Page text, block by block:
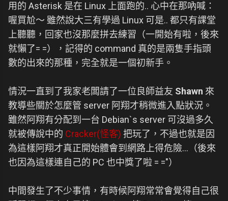
用的 Asterisk 是在 Linux 上面跑的.. 心中在那吶喊：
喔買尬～ 雖然說大三有學過 Linux 可是.. 都只有課堂
上聽聽，回家也沒那麼拼去練習（一開始有啦，後來
就懶了= =），記得的 command 真的是兩隻手指頭
數的出來的那種，完全就是一個初新手。
情況一直到了我家老闆請了一位良師益友 Shawn 來
教導些關於怎麼管 server 阿翔才稍微進入點狀況。
雖然阿翔有分配到一台 Debian`s server 可沒過多久
就被傳說中的 Cracker(怪客) 把玩了，不過也就是因
為這樣阿翔才真正開始體會到網路上得危險...（後來
也因為這樣連自己的 PC 也中獎了啦 = ="）
中間發生了不少事情，有時候阿翔常常會覺得自己很